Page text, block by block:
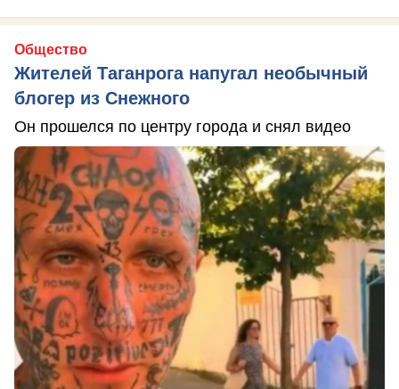
Общество
Жителей Таганрога напугал необычный
блогер из Снежного
Он прошелся по центру города и снял видео